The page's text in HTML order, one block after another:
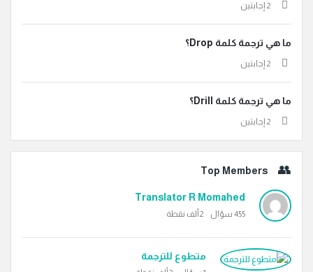
‫2 إجابتين
ما هي ترجمة كلمة Drop؟
‫2 إجابتين
ما هي ترجمة كلمة Drill؟
‫2 إجابتين
Top Members
Translator R Momahed
455 سؤال 2ألف نقطة
متطوع للترجمة